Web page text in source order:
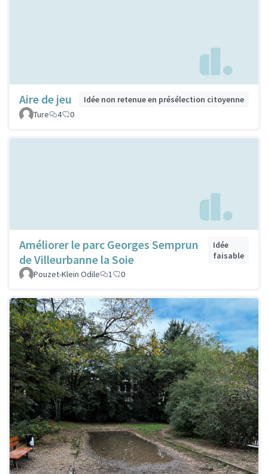
Aire de jeu
Idée non retenue en présélection citoyenne
Ture
4 0
Améliorer le parc Georges Semprun
de Villeurbanne la Soie
Idée
faisable
Pouzet-Klein Odile
1 0